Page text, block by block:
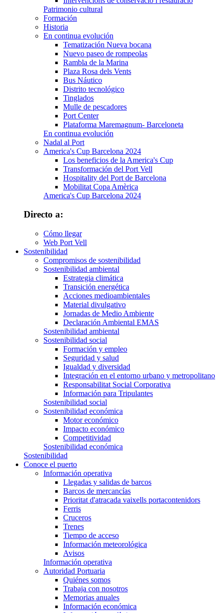
Patrimonio cultural
Formación
Historia
En continua evolución
Tematización Nueva bocana
Nuevo paseo de rompeolas
Rambla de la Marina
Plaza Rosa dels Vents
Bus Náutico
Distrito tecnológico
Tinglados
Mulle de pescadores
Port Center
Plataforma Maremagnum- Barceloneta
En continua evolución
Nadal al Port
America's Cup Barcelona 2024
Los beneficios de la America's Cup
Transformación del Port Vell
Hospitality del Port de Barcelona
Mobilitat Copa Amèrica
America's Cup Barcelona 2024
Directo a:
Cómo llegar
Web Port Vell
Sostenibilidad
Compromisos de sostenibilidad
Sostenibilidad ambiental
Estrategia climática
Transición energética
Acciones medioambientales
Material divulgativo
Jornadas de Medio Ambiente
Declaración Ambiental EMAS
Sostenibilidad ambiental
Sostenibilidad social
Formación y empleo
Seguridad y salud
Igualdad y diversidad
Integración en el entorno urbano y metropolitano
Responsabilitat Social Corporativa
Información para Tripulantes
Sostenibilidad social
Sostenibilidad económica
Motor económico
Impacto económico
Competitividad
Sostenibilidad económica
Sostenibilidad
Conoce el puerto
Información operativa
Llegadas y salidas de barcos
Barcos de mercancías
Prioritat d'atracada vaixells portacontenidors
Ferris
Cruceros
Trenes
Tiempo de acceso
Información meteorológica
Avisos
Información operativa
Autoridad Portuaria
Quiénes somos
Trabaja con nosotros
Memorias anuales
Información económica